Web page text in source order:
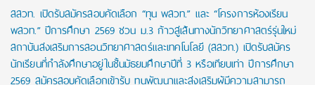
สสวท. เปิดรับสมัครสอบคัดเลือก “ทุน พสวท.” และ “โครงการห้องเรียน
พสวท.” ปีการศึกษา 2569 ชวน ม.3 ก้าวสู่เส้นทางนักวิทยาศาสตร์รุ่นใหม่
สถาบันส่งเสริมการสอนวิทยาศาสตร์และเทคโนโลยี (สสวท.) เปิดรับสมัคร
นักเรียนที่กำลังศึกษาอยู่ในชั้นมัธยมศึกษาปีที่ 3 หรือเทียบเท่า ปีการศึกษา
2569 สมัครสอบคัดเลือกเข้ารับ ทุนพัฒนาและส่งเสริมผู้มีความสามารถ